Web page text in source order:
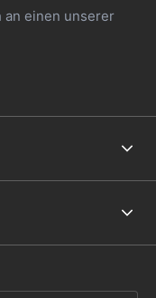
an einen unserer